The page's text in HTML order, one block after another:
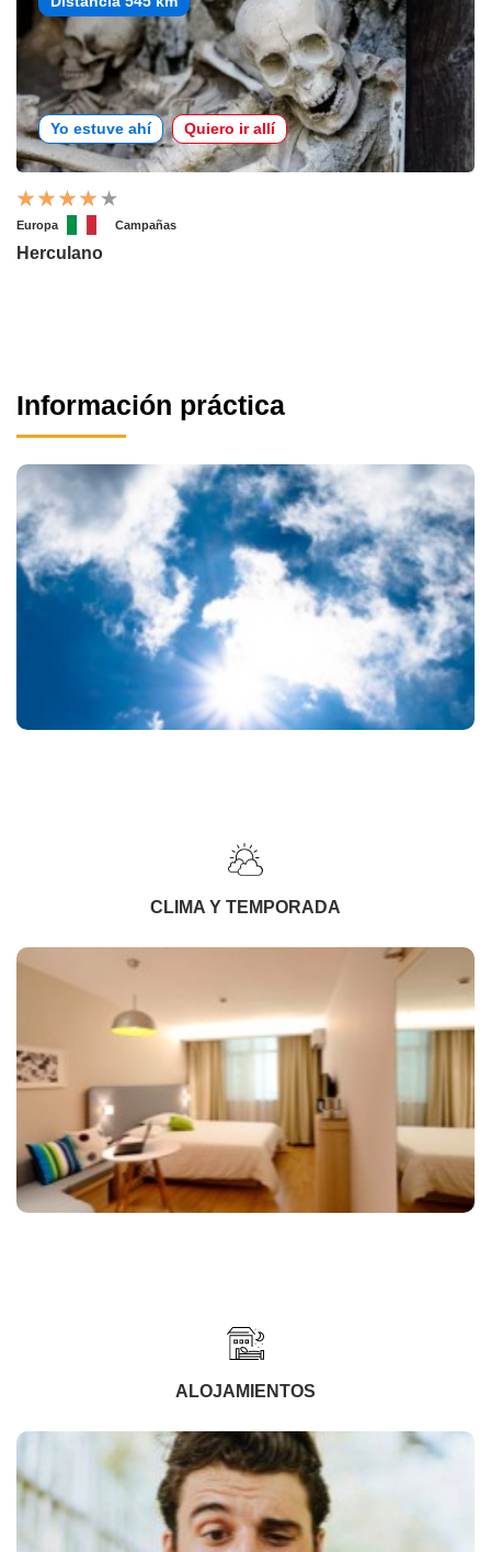
Yo estuve ahí Quiero ir allí
Europa Campañas
Herculano
Información práctica
CLIMA Y TEMPORADA
ALOJAMIENTOS